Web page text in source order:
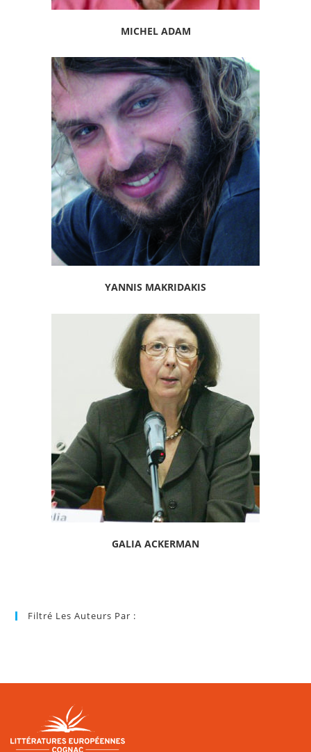
MICHEL ADAM
YANNIS MAKRIDAKIS
GALIA ACKERMAN
Filtré Les Auteurs Par :